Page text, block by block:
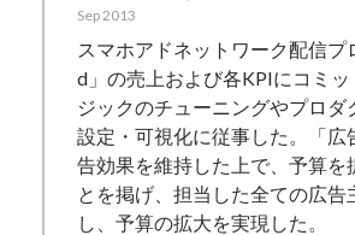
Sep 2013
スマホアドネットワーク配信
d」の売上および各KPIにコミッ
ジックのチューニングやプロダ
設定・可視化に従事した。「広
告効果を維持した上で、予算を
とを掲げ、担当した全ての広告
し、予算の拡大を実現した。